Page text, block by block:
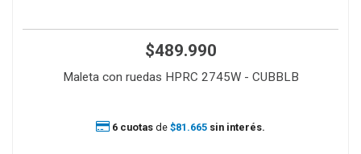
$489.990
Maleta con ruedas HPRC 2745W - CUBBLB
6 cuotas de $81.665 sin interés.